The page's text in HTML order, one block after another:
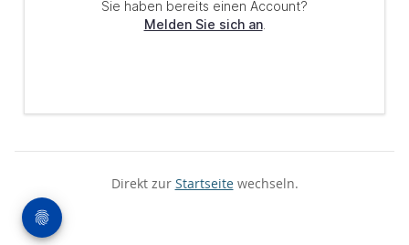
Direkt zur Startseitewechseln.